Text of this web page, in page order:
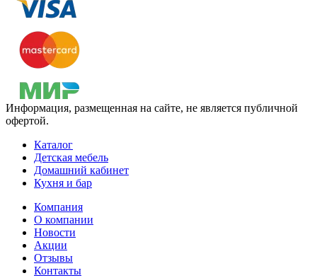
Информация, размещенная на сайте, не является публичной
офертой.
Каталог
Детская мебель
Домашний кабинет
Кухня и бар
Компания
О компании
Новости
Акции
Отзывы
Контакты